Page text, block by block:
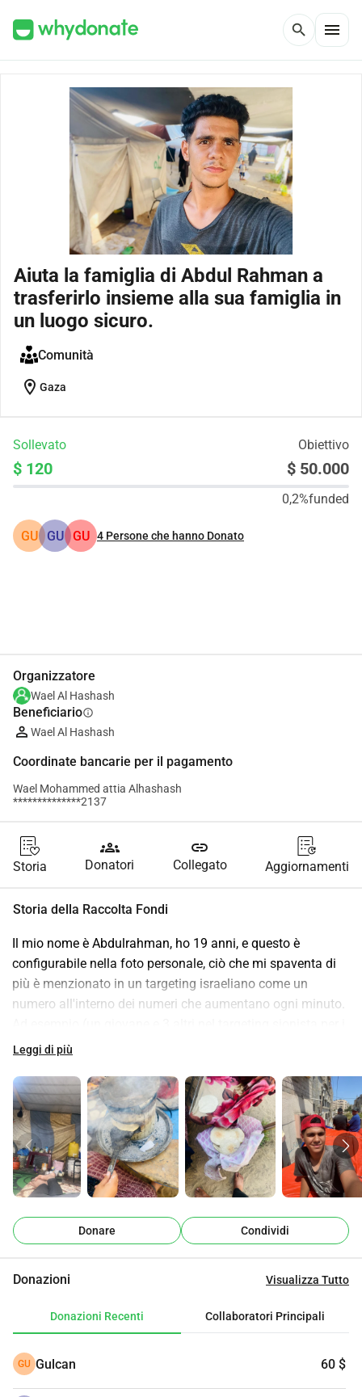
search menu
Aiuta la famiglia di Abdul Rahman a
trasferirlo insieme alla sua famiglia in
un luogo sicuro.
Comunità
location_on Gaza
Sollevato Obiettivo
$ 120 $ 50.000
0,2%funded
GU GU GU 4 Persone che hanno Donato
Organizzatore
Wael Al Hashash
Beneficiarioinfo
Wael Al Hashash
Coordinate bancarie per il pagamento
Wael Mohammed attia Alhashash
**************2137
Storia
groups
Donatori
link
Collegato Aggiornamenti
Storia della Raccolta Fondi
Il mio nome è Abdulrahman, ho 19 anni, e questo è
configurabile nella foto personale, ciò che mi spaventa di
più è menzionato in un targeting israeliano come un
numero all'interno dei numeri che aumentano ogni minuto.
civili) non sono una cosa normale che muore, sono un
diventare come puoi vedere ora, non sono normale, ho una
casa, amici e un sacco di dolore. Non sono solo un
numero. Aiutami a migliorare la nostra vita io e la mia
famiglia
Leggi di più
Donare Condividi
Donazioni Visualizza Tutto
Donazioni Recenti Collaboratori Principali
GU Gulcan 60 $